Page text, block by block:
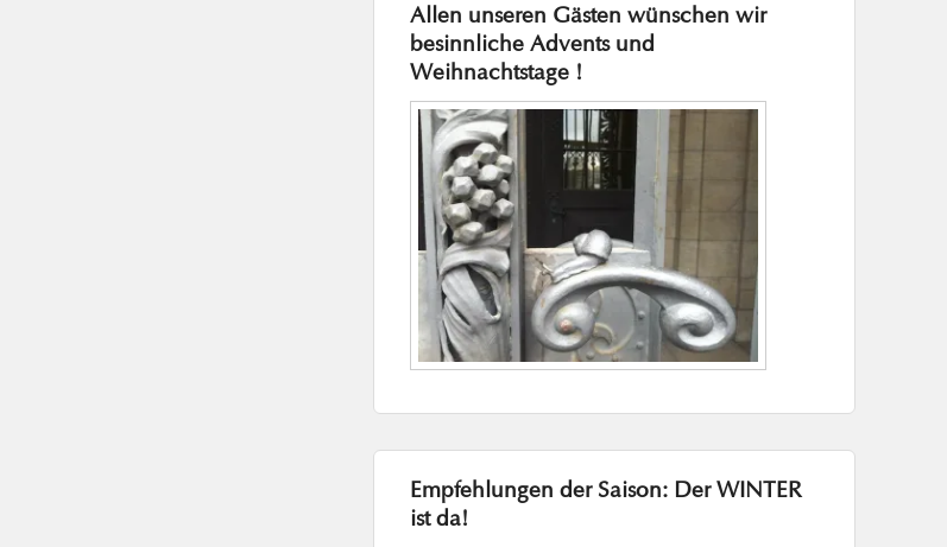
Allen unseren Gästen wünschen wir
besinnliche Advents und
Weihnachtstage !
Empfehlungen der Saison: Der WINTER
ist da!